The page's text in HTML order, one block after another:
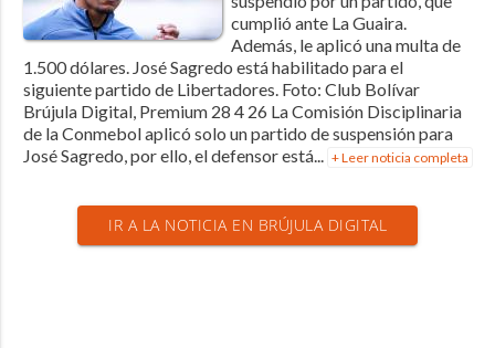
cumplió ante La Guaira.
Además, le aplicó una multa de
1.500 dólares. José Sagredo está habilitado para el
siguiente partido de Libertadores. Foto: Club Bolívar
Brújula Digital, Premium 28 4 26 La Comisión Disciplinaria
de la Conmebol aplicó solo un partido de suspensión para
José Sagredo, por ello, el defensor está... + Leer noticia completa
IR A LA NOTICIA EN BRÚJULA DIGITAL